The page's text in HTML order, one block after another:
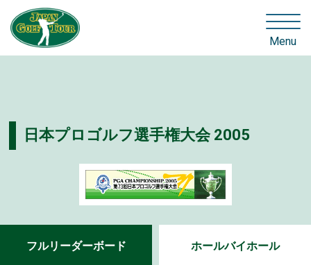
Menu
日本プロゴルフ選手権大会 2005
フルリーダーボード ホールバイホール